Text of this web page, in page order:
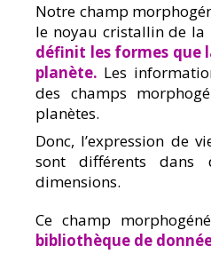
Notre champ
le noyau cristallin de la
définit les formes que
planète. Les
des champs
planètes.
Donc, l’expression de
sont différents dans
dimensions.
Ce champ
bibliothèque de